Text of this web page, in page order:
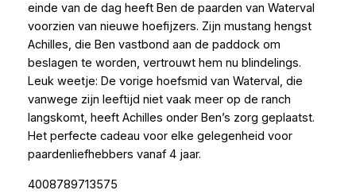
einde van de dag heeft Ben de paarden van Waterval
voorzien van nieuwe hoefijzers. Zijn mustang hengst
Achilles, die Ben vastbond aan de paddock om
beslagen te worden, vertrouwt hem nu blindelings.
Leuk weetje: De vorige hoefsmid van Waterval, die
vanwege zijn leeftijd niet vaak meer op de ranch
langskomt, heeft Achilles onder Ben’s zorg geplaatst.
Het perfecte cadeau voor elke gelegenheid voor
paardenliefhebbers vanaf 4 jaar.
4008789713575